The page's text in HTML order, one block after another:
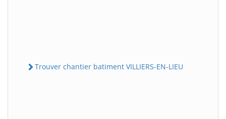
Trouver chantier batiment VILLIERS-EN-LIEU